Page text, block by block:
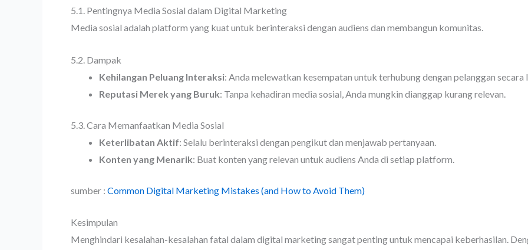
5.1. Pentingnya Media Sosial dalam Digital Marketing
Media sosial adalah platform yang kuat untuk berinteraksi dengan audiens dan membangun komunitas.
5.2. Dampak
Kehilangan Peluang Interaksi: Anda melewatkan kesempatan untuk terhubung dengan pelanggan secara
Reputasi Merek yang Buruk: Tanpa kehadiran media sosial, Anda mungkin dianggap kurang relevan.
5.3. Cara Memanfaatkan Media Sosial
Keterlibatan Aktif: Selalu berinteraksi dengan pengikut dan menjawab pertanyaan.
Konten yang Menarik: Buat konten yang relevan untuk audiens Anda di setiap platform.
sumber : Common Digital Marketing Mistakes (and How to Avoid Them)
Kesimpulan
Menghindari kesalahan-kesalahan fatal dalam digital marketing sangat penting untuk mencapai keberhasilan.